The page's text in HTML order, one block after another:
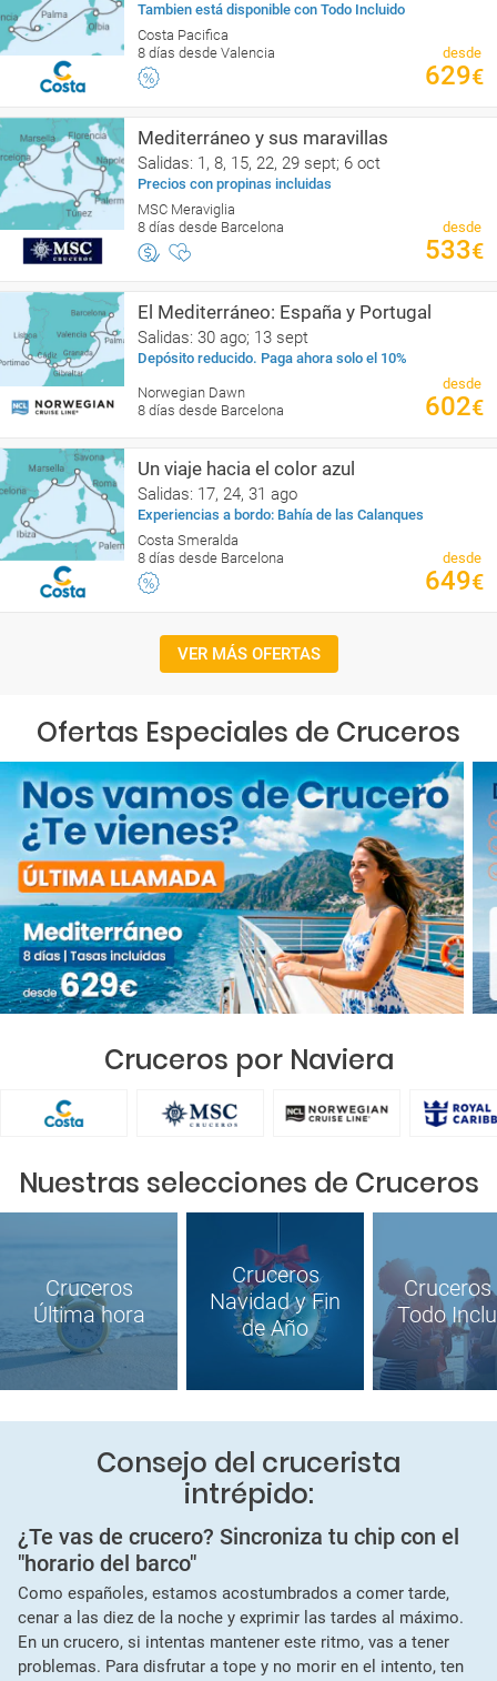
Tambien está disponible con Todo Incluido
Costa Pacifica
8 días desde Valencia
desde
629€
Mediterráneo y sus maravillas
Salidas: 1, 8, 15, 22, 29 sept; 6 oct
Precios con propinas incluidas
MSC Meraviglia
8 días desde Barcelona
desde
533€
El Mediterráneo: España y Portugal
Salidas: 30 ago; 13 sept
Depósito reducido. Paga ahora solo el 10%
Norwegian Dawn
8 días desde Barcelona
desde
602€
Un viaje hacia el color azul
Salidas: 17, 24, 31 ago
Experiencias a bordo: Bahía de las Calanques
Costa Smeralda
8 días desde Barcelona
desde
649€
VER MÁS OFERTAS
Ofertas Especiales de Cruceros
Cruceros por Naviera
Nuestras selecciones de Cruceros
Cruceros
Última hora
Cruceros
Navidad y Fin
de Año
Cruceros
Todo
Consejo del crucerista
intrépido:
¿Te vas de crucero? Sincroniza tu chip con el
"horario del barco"
Como españoles, estamos acostumbrados a comer tarde,
cenar a las diez de la noche y exprimir las tardes al máximo.
En un crucero, si intentas mantener este ritmo, vas a tener
problemas. Para disfrutar a tope y no morir en el intento, ten